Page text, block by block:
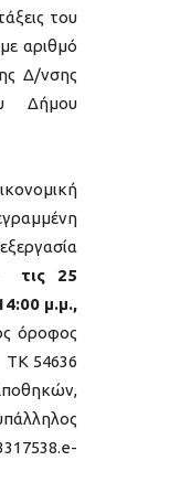
του
αριθμό
Δ/νσης
Δήμου
τις 25
μ.μ.,
όροφος
ΤΚ 54636